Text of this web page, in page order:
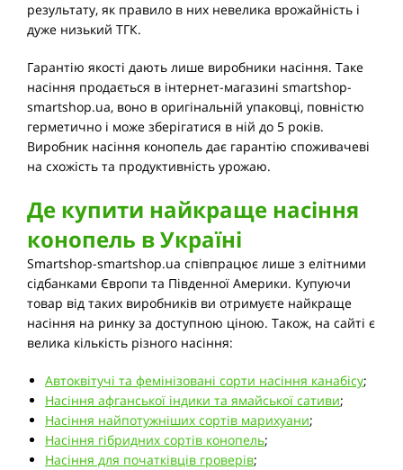
результату, як правило в них невелика врожайність і
дуже низький ТГК.
Гарантію якості дають лише виробники насіння. Таке
насіння продається в інтернет-магазині smartshop-
smartshop.ua, воно в оригінальній упаковці, повністю
герметично і може зберігатися в ній до 5 років.
Виробник насіння конопель дає гарантію споживачеві
на схожість та продуктивність урожаю.
Де купити найкраще насіння
конопель в Україні
Smartshop-smartshop.ua співпрацює лише з елітними
сідбанками Європи та Південної Америки. Купуючи
товар від таких виробників ви отримуєте найкраще
насіння на ринку за доступною ціною. Також, на сайті є
велика кількість різного насіння:
Автоквітучі та фемінізовані сорти насіння канабісу;
Насіння афганської індики та ямайської сативи;
Насіння найпотужніших сортів марихуани;
Насіння гібридних сортів конопель;
Насіння для початківців гроверів;